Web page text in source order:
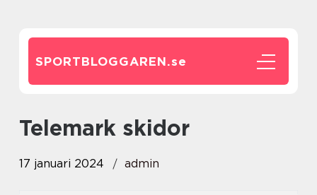
SPORTBLOGGAREN.se
telemark skidor
17 januari 2024 admin